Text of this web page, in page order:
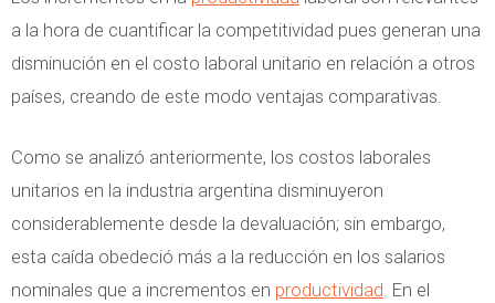
a la hora de cuantificar la competitividad pues generan una
disminución en el costo laboral unitario en relación a otros
países, creando de este modo ventajas comparativas.
Como se analizó anteriormente, los costos laborales
unitarios en la industria argentina disminuyeron
considerablemente desde la devaluación; sin embargo,
esta caída obedeció más a la reducción en los salarios
nominales que a incrementos en productividad. En el